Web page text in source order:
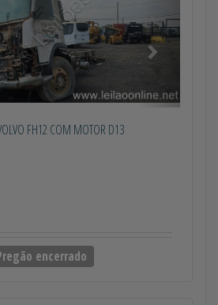
FH12 COM MOTOR D13
encerrado